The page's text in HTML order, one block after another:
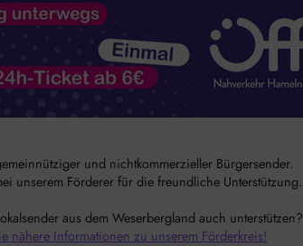
und nichtkommerzieller Bürgersender.
unserem Förderer für die freundliche Unterstützung.
aus dem Weserbergland auch unterstützen?
nähere Informationen zu unserem Förderkreis!